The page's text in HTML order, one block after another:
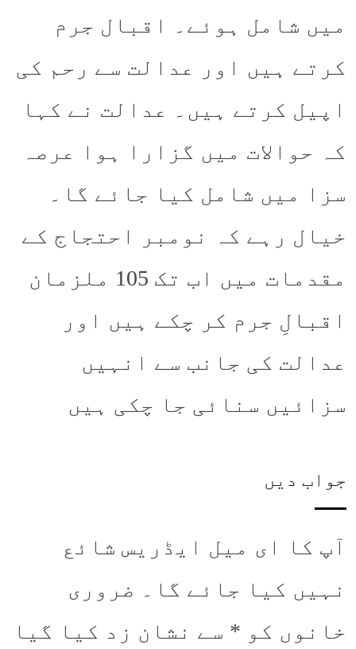
میں شامل ہوئے۔ اقبال جرم
کرتے ہیں اور عدالت سے رحم کی
اپیل کرتے ہیں۔ عدالت نے کہا
کہ حوالات میں گزارا ہوا عرصہ
سزا میں شامل کیا جائے گا۔
خیال رہے کہ نومبر احتجاج کے
مقدمات میں اب تک 105 ملزمان
اقبالِ جرم کر چکے ہیں اور
عدالت کی جانب سے انہیں
سزائیں سنائی جا چکی ہیں
جواب دیں
آپ کا ای میل ایڈریس شائع
نہیں کیا جائے گا۔ ضروری
خانوں کو * سے نشان زد کیا گیا